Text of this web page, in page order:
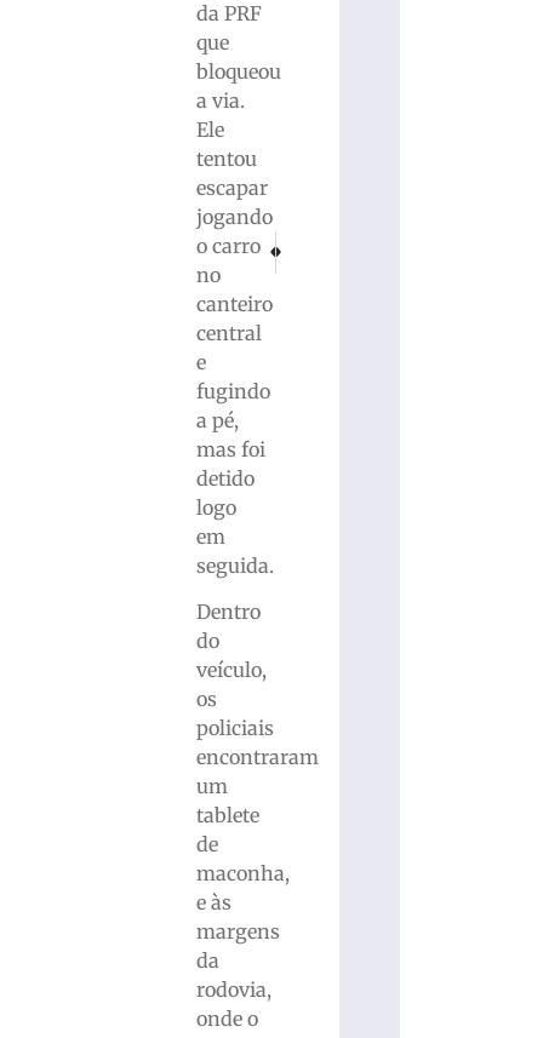
da PRF
que
bloqueou
a via.
Ele
tentou
escapar
jogando
o carro
no
canteiro
central
e
fugindo
a pé,
mas foi
detido
logo
em
seguida.
Dentro
do
veículo,
os
policiais
encontraram
um
tablete
de
maconha,
e às
margens
da
rodovia,
onde o
PRÓXIMO